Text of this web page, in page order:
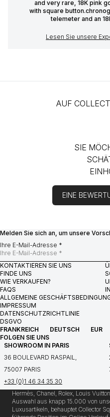
and very rare, 18K pink
with square
telemeter and an
Lesen Sie unsere
AUF
SIE
EINE
Melden Sie sich an, um unsere
Ihre E-Mail-Adresse *
FOLGEN SIE UNS
KONTAKTIEREN SIE UNS
FINDE UNS
WIE VERKAUFEN?
FAQS
SHOWROOM IN PARIS
36 BOULEVARD RASPAIL,
75007 PARIS
+33 (0)1 46 34 35 30
ALLGEMEINE
IMPRESSUM
DATENSCHUTZRICHTLINIE
DSGVO
FRANKREICH
DEUTSCH EUR
Hermès, Chanel, Rolex, Louis
Auswahl aus knapp 15.000 von
Luxusartikeln, behauptet Collector